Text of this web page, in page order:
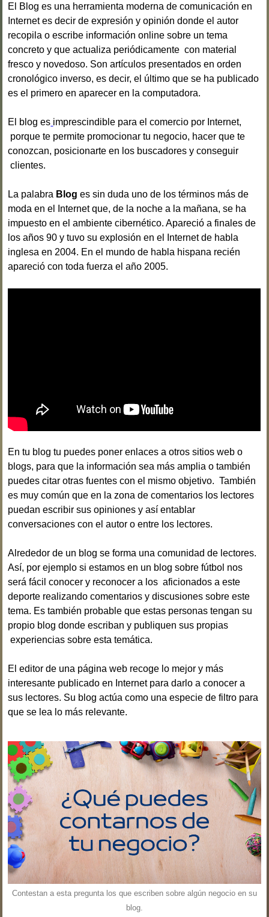
El Blog es una herramienta moderna de comunicación en
Internet es decir de expresión y opinión donde el autor
recopila o escribe información online sobre un tema
concreto y que actualiza periódicamente con material
fresco y novedoso. Son artículos presentados en orden
cronológico inverso, es decir, el último que se ha publicado
es el primero en aparecer en la computadora.
El blog es imprescindible para el comercio por Internet,
porque te permite promocionar tu negocio, hacer que te
conozcan, posicionarte en los buscadores y conseguir
clientes.
La palabra Blog es sin duda uno de los términos más de
moda en el Internet que, de la noche a la mañana, se ha
impuesto en el ambiente cibernético. Apareció a finales de
los años 90 y tuvo su explosión en el Internet de habla
inglesa en 2004. En el mundo de habla hispana recién
apareció con toda fuerza el año 2005.
En tu blog tu puedes poner enlaces a otros sitios web o
blogs, para que la información sea más amplia o también
puedes citar otras fuentes con el mismo objetivo. También
es muy común que en la zona de comentarios los lectores
puedan escribir sus opiniones y así entablar
conversaciones con el autor o entre los lectores.
Alrededor de un blog se forma una comunidad de lectores.
Así, por ejemplo si estamos en un blog sobre fútbol nos
será fácil conocer y reconocer a los aficionados a este
deporte realizando comentarios y discusiones sobre este
tema. Es también probable que estas personas tengan su
propio blog donde escriban y publiquen sus propias
experiencias sobre esta temática.
El editor de una página web recoge lo mejor y más
interesante publicado en Internet para darlo a conocer a
sus lectores. Su blog actúa como una especie de filtro para
que se lea lo más relevante.
Contestan a esta pregunta los que escriben sobre algún negocio en su
blog.